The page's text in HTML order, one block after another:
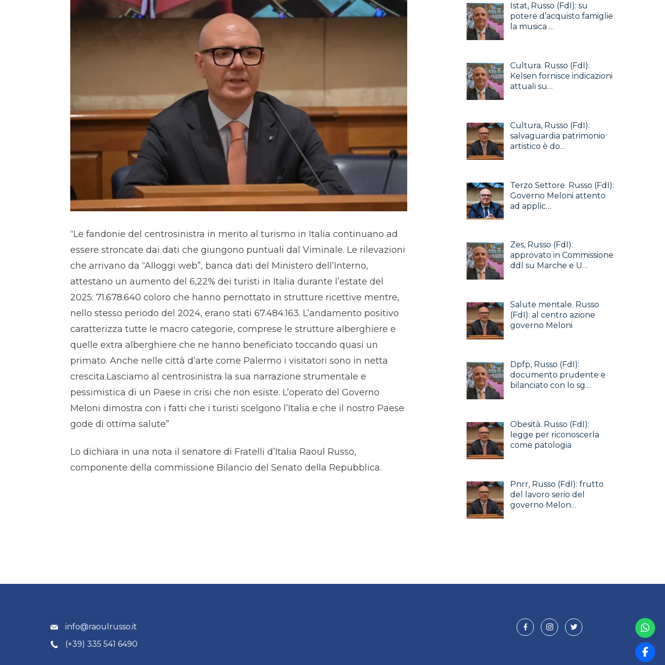
“Le fandonie del centrosinistra in merito al turismo in Italia continuano ad
essere stroncate dai dati che giungono puntuali dal Viminale. Le rilevazioni
che arrivano da “Alloggi web”, banca dati del Ministero dell’Interno,
attestano un aumento del 6,22% dei turisti in Italia durante l’estate del
2025: 71.678.640 coloro che hanno pernottato in strutture ricettive mentre,
nello stesso periodo del 2024, erano stati 67.484.163. L’andamento positivo
caratterizza tutte le macro categorie, comprese le strutture alberghiere e
quelle extra alberghiere che ne hanno beneficiato toccando quasi un
primato. Anche nelle città d’arte come Palermo i visitatori sono in netta
crescita.Lasciamo al centrosinistra la sua narrazione strumentale e
pessimistica di un Paese in crisi che non esiste. L’operato del Governo
Meloni dimostra con i fatti che i turisti scelgono l’Italia e che il nostro Paese
gode di ottima salute”
Lo dichiara in una nota il senatore di Fratelli d’Italia Raoul Russo,
componente della commissione Bilancio del Senato della Repubblica.
Istat, Russo (FdI): su
potere d’acquisto famiglie
la musica …
Cultura. Russo (FdI):
Kelsen fornisce indicazioni
attuali su…
Cultura, Russo (FdI):
salvaguardia patrimonio
artistico è do…
Terzo Settore. Russo (FdI):
Governo Meloni attento
ad applic…
Zes, Russo (FdI):
approvato in Commissione
ddl su Marche e U…
Salute mentale. Russo
(FdI): al centro azione
governo Meloni
Dpfp, Russo (FdI):
documento prudente e
bilanciato con lo sg…
Obesità. Russo (FdI):
legge per riconoscerla
come patologia
Pnrr, Russo (FdI): frutto
del lavoro serio del
governo Melon…
info@raoulrusso.it
(+39) 335 541 6490